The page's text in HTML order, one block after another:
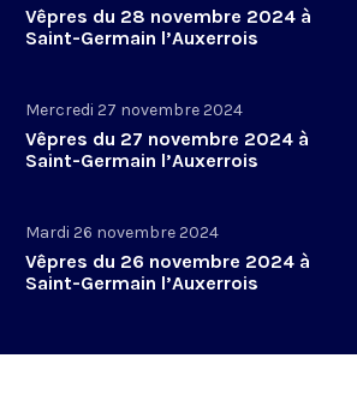
Vêpres du 28 novembre 2024 à
Saint-Germain l’Auxerrois
Mercredi 27 novembre 2024
Vêpres du 27 novembre 2024 à
Saint-Germain l’Auxerrois
Mardi 26 novembre 2024
Vêpres du 26 novembre 2024 à
Saint-Germain l’Auxerrois